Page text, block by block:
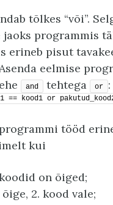
tõlkes “või”.
jaoks programmis
erineb pisut
eelmise
and tehtega or :
== kood1 or
tööd
kui
on õiged;
2. kood vale;